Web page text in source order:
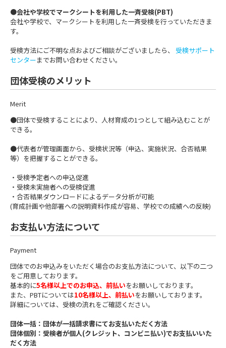
●会社や学校でマークシートを利用した一斉受検(PBT)
会社や学校で、マークシートを利用した一斉受検を行っていただきま
す。
受検方法にご不明な点およびご相談がございましたら、 受検サポート
センターまでお問い合わせください。
団体受検のメリット
Merit
●団体で受検することにより、人材育成の1つとして組み込むことが
できる。
●代表者が管理画面から、受検状況等（申込、実施状況、合否結果
等）を把握することができる。
・受検予定者への申込促進
・受検未実施者への受検促進
・合否結果ダウンロードによるデータ分析が可能
(育成計画や他部署への説明資料作成が容易、学校での成績への反映)
お支払い方法について
Payment
団体でのお申込みをいただく場合のお支払方法について、以下の二つ
をご用意しております。
基本的に5名様以上でのお申込、前払いをお願いしております。
また、PBTについては10名様以上、前払いをお願いしております。
詳細については、受検の流れをご確認ください。
団体一括：団体が一括請求書にてお支払いただく方法
団体個別：受検者が個人(クレジット、コンビニ払い)でお支払いいた
だく方法